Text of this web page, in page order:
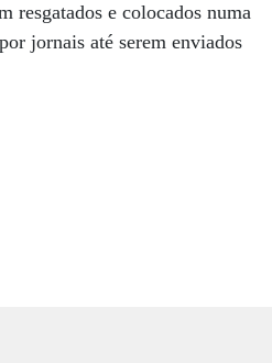
resgatados e colocados numa
jornais até serem enviados